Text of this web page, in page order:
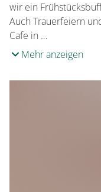
wir ein
Auch Trauerfeiern
Cafe in …
Mehr anzeigen